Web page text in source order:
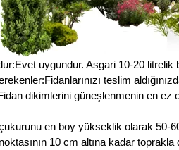
uygundur. Asgari 10-20
teslim
dikimlerini güneşlenmenin en
en boy yükseklik olarak 50-
10 cm altına kadar